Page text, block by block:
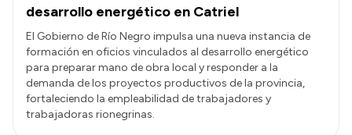
desarrollo energético en Catriel
El Gobierno de Río Negro impulsa una nueva instancia de
formación en oficios vinculados al desarrollo energético
para preparar mano de obra local y responder a la
demanda de los proyectos productivos de la provincia,
fortaleciendo la empleabilidad de trabajadores y
trabajadoras rionegrinas.